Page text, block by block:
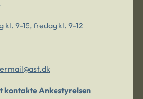
kl. 9-15, fredag kl. 9-12
kontakte Ankestyrelsen